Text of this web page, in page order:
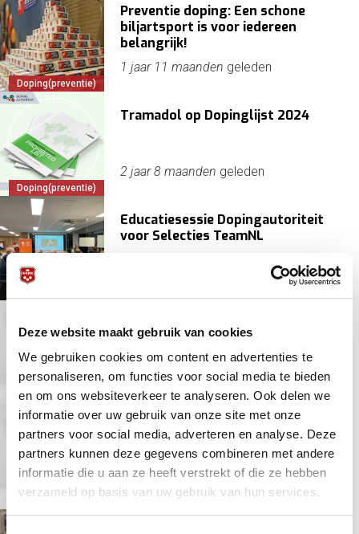
Deze website maakt gebruik van cookies
We gebruiken cookies om content en advertenties te
personaliseren, om functies voor social media te bieden
en om ons websiteverkeer te analyseren. Ook delen we
informatie over uw gebruik van onze site met onze
partners voor social media, adverteren en analyse. Deze
partners kunnen deze gegevens combineren met andere
informatie die u aan ze heeft verstrekt of die ze hebben
verzameld op basis van uw gebruik van hun services.
Doping(preventie)
Preventie doping: Een schone
biljartsport is voor iedereen
belangrijk!
1 jaar 11 maanden geleden
Doping(preventie)
Tramadol op Dopinglijst 2024
2 jaar 8 maanden geleden
Doping(preventie)
Educatiesessie Dopingautoriteit
voor Selecties TeamNL
Biljart algemeen
Doping(preventie)
Aanvullende wijzigingen
Dopinglijst 2022
4 jaar 8 maandengeleden
Doping(preventie)
Dopingregelwijziging rondom
gebruik glucocorticoïden
4 jaar 9 maanden geleden